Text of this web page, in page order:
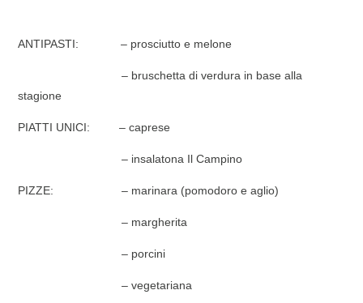
ANTIPASTI: – prosciutto e melone
– bruschetta di verdura in base alla
stagione
PIATTI UNICI: – caprese
– insalatona Il Campino
PIZZE: – marinara (pomodoro e aglio)
– margherita
– porcini
– vegetariana